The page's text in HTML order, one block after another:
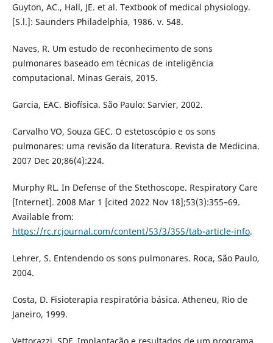
Guyton, AC., Hall, JE. et al. Textbook of medical physiology.
[S.l.]: Saunders Philadelphia, 1986. v. 548.
Naves, R. Um estudo de reconhecimento de sons
pulmonares baseado em técnicas de inteligência
computacional. Minas Gerais, 2015.
Garcia, EAC. Biofísica. São Paulo: Sarvier, 2002.
Carvalho VO, Souza GEC. O estetoscópio e os sons
pulmonares: uma revisão da literatura. Revista de Medicina.
2007 Dec 20;86(4):224.
Murphy RL. In Defense of the Stethoscope. Respiratory Care
[Internet]. 2008 Mar 1 [cited 2022 Nov 18];53(3):355–69.
Available from:
https://rc.rcjournal.com/content/53/3/355/tab-article-info.
Lehrer, S. Entendendo os sons pulmonares. Roca, São Paulo,
2004.
Costa, D. Fisioterapia respiratória básica. Atheneu, Rio de
Janeiro, 1999.